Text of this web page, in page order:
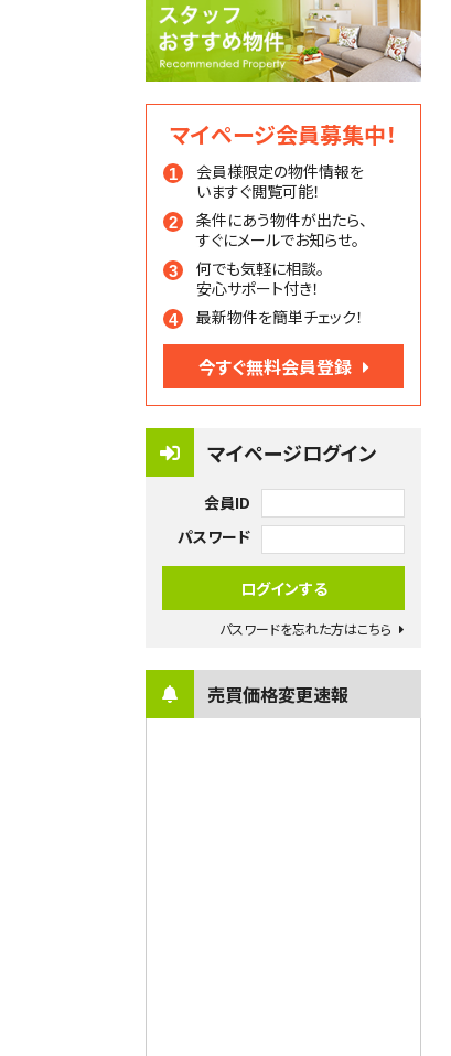
マイページ会員募集中！
会員様限定の物件情報を
いますぐ閲覧可能！
条件にあう物件が出たら、
すぐにメールでお知らせ。
何でも気軽に相談。
安心サポート付き！
最新物件を簡単チェック！
今すぐ無料会員登録
マイページログイン
会員ID
パスワード
パスワードを忘れた方はこちら
売買価格変更速報